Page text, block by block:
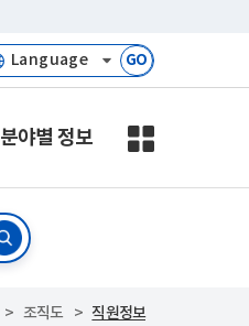
GO
분야별 정보
조직도 직원정보